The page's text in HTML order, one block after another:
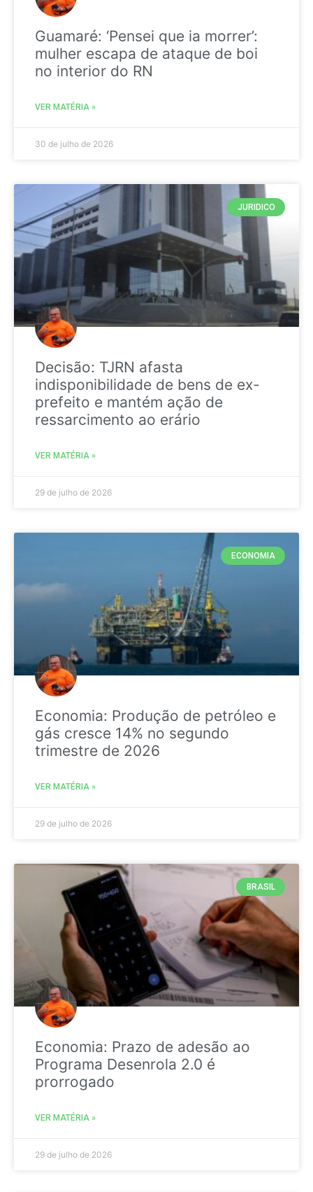
Guamaré: ‘Pensei que ia morrer’:
mulher escapa de ataque de boi
no interior do RN
VER MATÉRIA »
30 de julho de 2026
JURIDICO
Decisão: TJRN afasta
indisponibilidade de bens de ex-
prefeito e mantém ação de
ressarcimento ao erário
VER MATÉRIA »
29 de julho de 2026
ECONOMIA
Economia: Produção de petróleo e
gás cresce 14% no segundo
trimestre de 2026
VER MATÉRIA »
29 de julho de 2026
BRASIL
Economia: Prazo de adesão ao
Programa Desenrola 2.0 é
prorrogado
VER MATÉRIA »
29 de julho de 2026